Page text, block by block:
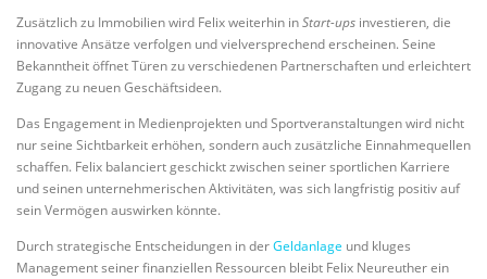
Zusätzlich zu Immobilien wird Felix weiterhin inStart-ups investieren, die
innovative Ansätze verfolgen und vielversprechend erscheinen. Seine
Bekanntheit öffnet Türen zu verschiedenen Partnerschaften und erleichtert
Zugang zu neuen Geschäftsideen.
Das Engagement in Medienprojekten und Sportveranstaltungen wird nicht
nur seine Sichtbarkeit erhöhen, sondern auch zusätzliche Einnahmequellen
schaffen. Felix balanciert geschickt zwischen seiner sportlichen Karriere
und seinen unternehmerischen Aktivitäten, was sich langfristig positiv auf
sein Vermögen auswirken könnte.
Durch strategische Entscheidungen in derGeldanlage und kluges
Management seiner finanziellen Ressourcen bleibt Felix Neureuther ein